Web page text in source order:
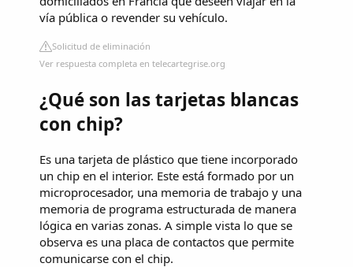
vía pública o revender su vehículo.
Solicitud de eliminación
Ver respuesta completa en telecartegrise.org
¿Qué son las tarjetas blancas
con chip?
Es una tarjeta de plástico que tiene incorporado
un chip en el interior. Este está formado por un
microprocesador, una memoria de trabajo y una
memoria de programa estructurada de manera
lógica en varias zonas. A simple vista lo que se
observa es una placa de contactos que permite
comunicarse con el chip.